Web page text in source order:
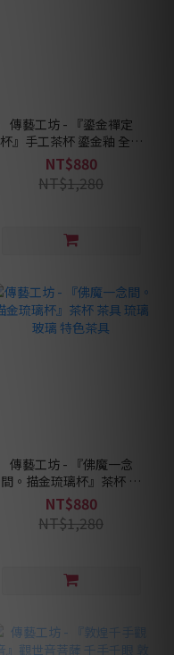
傳藝工坊 - 『鎏金禪定
杯』手工茶杯 鎏金釉 全金
色 雪花結晶
NT$880
NT$1,280
傳藝工坊 - 『佛魔一念
間。描金琉璃杯』茶杯 茶
具 琉璃 玻璃 特色茶具
NT$880
NT$1,280